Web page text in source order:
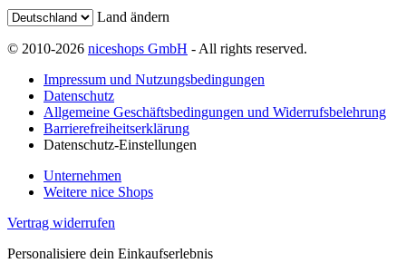
Land ändern
© 2010-2026 niceshops GmbH - All rights reserved.
Impressum und Nutzungsbedingungen
Datenschutz
Allgemeine Geschäftsbedingungen und Widerrufsbelehrung
Barrierefreiheitserklärung
Datenschutz-Einstellungen
Unternehmen
Weitere nice Shops
Vertrag widerrufen
Personalisiere dein Einkaufserlebnis